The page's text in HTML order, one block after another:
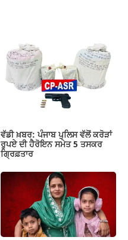
ਵੱਡੀ ਖ਼ਬਰ: ਪੰਜਾਬ ਪੁਲਿਸ ਵੱਲੋਂ ਕਰੋੜਾਂ
ਰੁਪਏ ਦੀ ਹੈਰੋਇਨ ਸਮੇਤ 5 ਤਸਕਰ
ਗ੍ਰਿਫ਼ਤਾਰ